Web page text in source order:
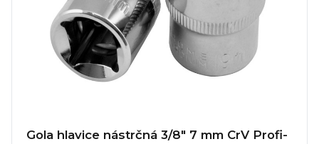
Gola hlavice nástrčná 3/8" 7 mm CrV Profi-